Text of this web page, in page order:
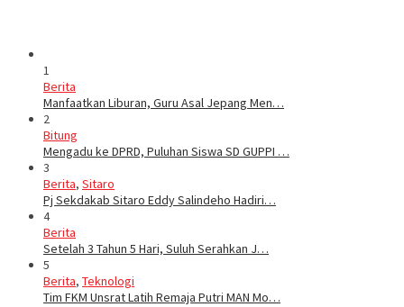
1
Berita
Manfaatkan Liburan, Guru Asal Jepang Men…
2
Bitung
Mengadu ke DPRD, Puluhan Siswa SD GUPPI …
3
Berita, Sitaro
Pj Sekdakab Sitaro Eddy Salindeho Hadiri…
4
Berita
Setelah 3 Tahun 5 Hari, Suluh Serahkan J…
5
Berita, Teknologi
Tim FKM Unsrat Latih Remaja Putri MAN Mo…